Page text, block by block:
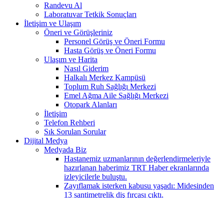
Randevu Al
Laboratuvar Tetkik Sonuçları
İletişim ve Ulaşım
Öneri ve Görüşleriniz
Personel Görüş ve Öneri Formu
Hasta Görüş ve Öneri Formu
Ulaşım ve Harita
Nasıl Giderim
Halkalı Merkez Kampüsü
Toplum Ruh Sağlığı Merkezi
Emel Ağma Aile Sağlığı Merkezi
Otopark Alanları
İletişim
Telefon Rehberi
Sık Sorulan Sorular
Dijital Medya
Medyada Biz
Hastanemiz uzmanlarının değerlendirmeleriyle
hazırlanan haberimiz TRT Haber ekranlarında
izleyicilerle buluştu.
Zayıflamak isterken kabusu yaşadı: Midesinden
13 santimetrelik diş fırçası çıktı.